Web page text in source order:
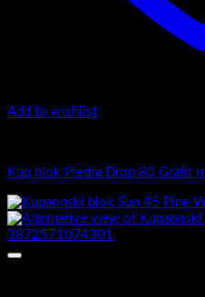
Add to wishlist
Kup.blok Piedra Drop 80 Grafit